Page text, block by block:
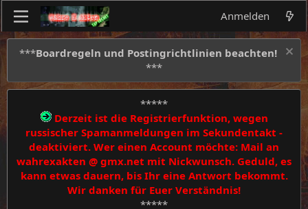
Anmelden
***Boardregeln und Postingrichtlinien beachten!
***
*****
Derzeit ist die Registrierfunktion, wegen
russischer Spamanmeldungen im Sekundentakt -
deaktiviert. Wer einen Account möchte: Mail an
wahrexakten @ gmx.net mit Nickwunsch. Geduld, es
kann etwas dauern, bis Ihr eine Antwort bekommt.
Wir danken für Euer Verständnis!
*****